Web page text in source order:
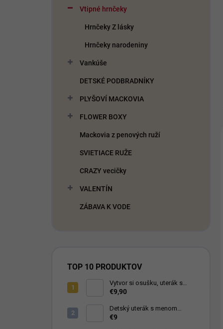
Vtipné hrnčeky
Hrnčeky Z lásky
Hrnčeky narodeniny
Vankúše
DETSKÉ PODBRADNÍKY
PLYŠOVÍ MACKOVIA
FLOWER BOXY
Mackovia z penových ruží
SVIETIACE RUŽE
CRAZY vecičky
VALENTÍN
ZÁBAVA K VODE
TOP 10 PRODUKTOV
Vytvor si osušku, uterák s
vlastnou fotkou
€9,90
Detský uterák s menom
Zajačik Bing
€9